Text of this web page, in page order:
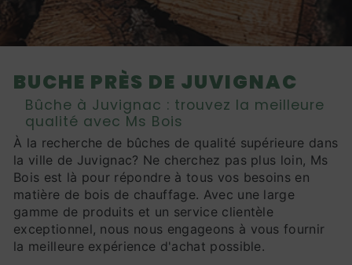
BUCHE PRÈS DE JUVIGNAC
Bûche à Juvignac : trouvez la meilleure
qualité avec Ms Bois
À la recherche de bûches de qualité supérieure dans
la ville de Juvignac? Ne cherchez pas plus loin, Ms
Bois est là pour répondre à tous vos besoins en
matière de bois de chauffage. Avec une large
gamme de produits et un service clientèle
exceptionnel, nous nous engageons à vous fournir
la meilleure expérience d'achat possible.